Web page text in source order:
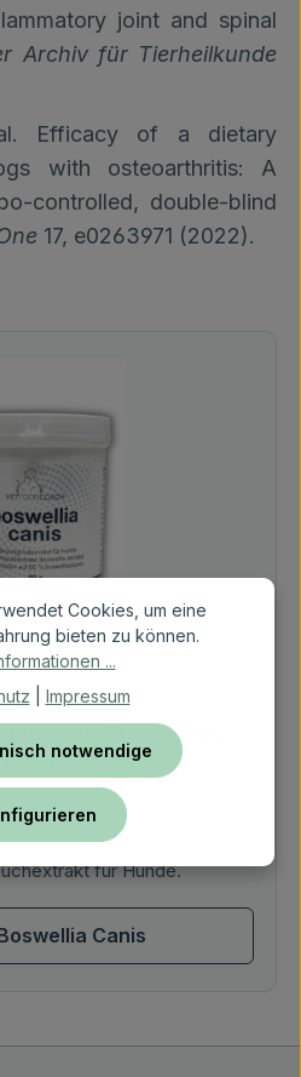
joint and spinal
Archiv für Tierheilkunde
Efficacy of a dietary
with osteoarthritis: A
controlled, double-blind
17, e0263971 (2022).
Canis
Hintergründen
zu unserem
für Hunde.
Canis
Cookies, um eine
bieten zu können.
...
Impressum
notwendige